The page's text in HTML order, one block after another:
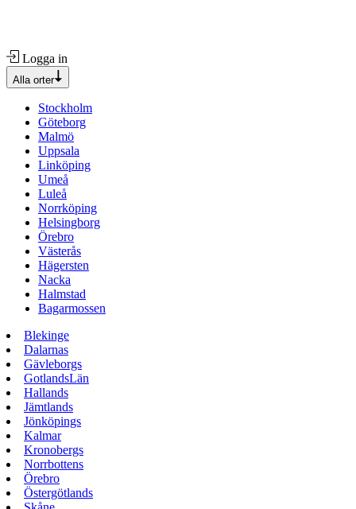
Logga in
Alla orter
Stockholm
Göteborg
Malmö
Uppsala
Linköping
Umeå
Luleå
Norrköping
Helsingborg
Örebro
Västerås
Hägersten
Nacka
Halmstad
Bagarmossen
Blekinge
Dalarnas
Gävleborgs
GotlandsLän
Hallands
Jämtlands
Jönköpings
Kalmar
Kronobergs
Norrbottens
Örebro
Östergötlands